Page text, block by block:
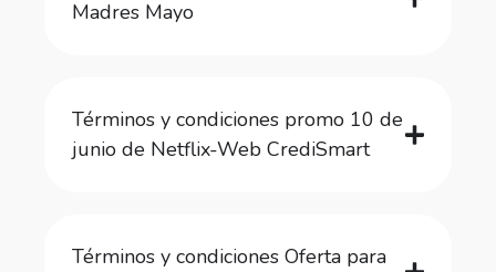
Madres Mayo
Términos y condiciones promo 10 de
junio de Netflix-Web CrediSmart
Términos y condiciones Oferta para